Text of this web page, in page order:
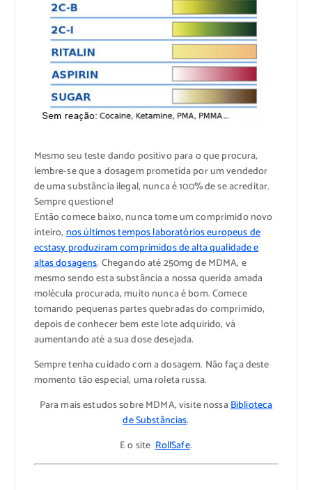
Mesmo seu teste dando positivo para o que procura,
lembre-se que a dosagem prometida por um vendedor
de uma substância ilegal, nunca é 100% de se acreditar.
Sempre questione!
Então comece baixo, nunca tome um comprimido novo
inteiro,nos últimos tempos laboratórios europeus de
ecstasy produziram comprimidos de alta qualidade e
altas dosagens. Chegando até 250mg de MDMA, e
mesmo sendo esta substância a nossa querida amada
molécula procurada, muito nunca é bom. Comece
tomando pequenas partes quebradas do comprimido,
depois de conhecer bem este lote adquirido, vá
aumentando até a sua dose desejada.
Sempre tenha cuidado com a dosagem. Não faça deste
momento tão especial, uma roleta russa.
Para mais estudos sobre MDMA, visite nossaBiblioteca
de Substâncias.
E o siteRollSafe.